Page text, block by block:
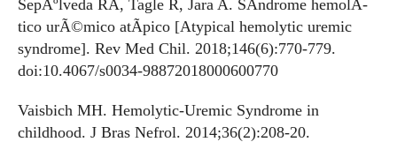
SepÃºlveda RA, Tagle R, Jara A. SÃ­ndrome hemolÃ­
tico urÃ©mico atÃ­pico [Atypical hemolytic uremic
syndrome]. Rev Med Chil. 2018;146(6):770-779.
doi:10.4067/s0034-98872018000600770
Vaisbich MH. Hemolytic-Uremic Syndrome in
childhood. J Bras Nefrol. 2014;36(2):208-20.